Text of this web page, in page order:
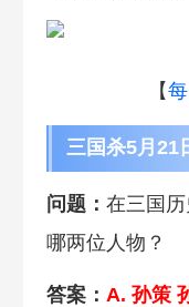
【
三国杀5月21
问题： 在三国
哪两位人物？
答案： A. 孙策